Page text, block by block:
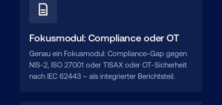
Fokusmodul: Compliance oder OT
Genau ein Fokusmodul: Compliance-Gap gegen
NIS-2, ISO 27001 oder TISAX oder OT-Sicherheit
nach IEC 62443 – als integrierter Berichtsteil.